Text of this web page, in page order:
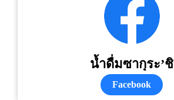
น้ำดื่มซากุระ’ชิ
Facebook